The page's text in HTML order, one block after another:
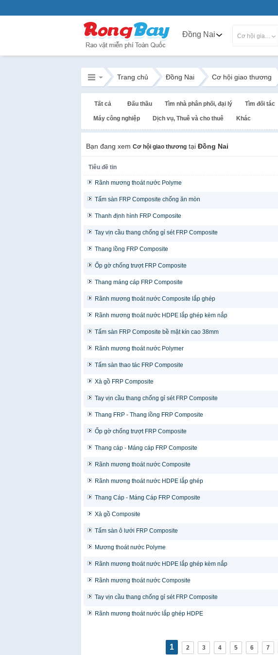
Đồng Nai Cơ hội giao thương
Trang chủ Đồng Nai Cơ hội giao thương
Tất cả Đấu thầu Tìm nhà phân phối, đại lý Tìm đối tác
Máy công nghiệp Dịch vụ, Thuê và cho thuê Khác
Bạn đang xem Cơ hội giao thương tại Đồng Nai
Tiêu đề tin
Rãnh mương thoát nước Polyme
Tấm sàn FRP Composite chống ăn mòn
Thanh định hình FRP Composite
Tay vịn cầu thang chống gỉ sét FRP Composite
Thang lồng FRP Composite
Ốp gờ chống trượt FRP Composite
Thang máng cáp FRP Composite
Rãnh mương thoát nước Composite lắp ghép
Rãnh mương thoát nước HDPE lắp ghép kèm nắp
Tấm sàn FRP Composite bề mặt kín cao 38mm
Rãnh mương thoát nước Polymer
Tấm sàn thao tác FRP Composite
Xà gồ FRP Composite
Tay vịn cầu thang chống gỉ sét FRP Composite
Thang FRP - Thang lồng FRP Composite
Ốp gờ chống trượt FRP Composite
Thang cáp - Máng cáp FRP Composite
Rãnh mương thoát nước Composite
Rãnh mương thoát nước HDPE lắp ghép
Thang Cáp - Máng Cáp FRP Composite
Xà gồ Composite
Tấm sàn ô lưới FRP Composite
Mương thoát nước Polyme
Rãnh mương thoát nước HDPE lắp ghép kèm nắp
Rãnh mương thoát nước Composite
Tay vịn cầu thang chống gỉ sét FRP Composite
Rãnh mương thoát nước lắp ghép HDPE
1 2 3 4 5 6 7